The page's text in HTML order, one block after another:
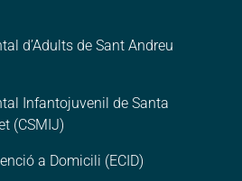
d’Adults de Sant Andreu
Infantojuvenil de Santa
(CSMIJ)
a Domicili (ECID)